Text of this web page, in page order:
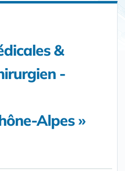
&
-
Alpes »